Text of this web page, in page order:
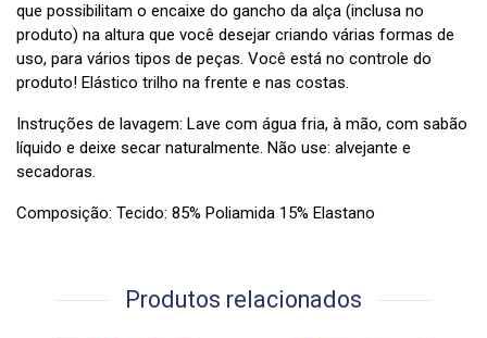
que possibilitam o encaixe do gancho da alça (inclusa no
produto) na altura que você desejar criando várias formas de
uso, para vários tipos de peças. Você está no controle do
produto! Elástico trilho na frente e nas costas.
Instruções de lavagem: Lave com água fria, à mão, com sabão
líquido e deixe secar naturalmente. Não use: alvejante e
secadoras.
Composição: Tecido: 85% Poliamida 15% Elastano
Produtos relacionados